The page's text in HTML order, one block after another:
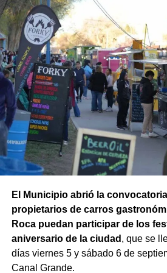
En la misma jornada, el equipo
ejemplar de macá plateado, una
la Patagonia. El ave fue trasladada
permanece en rehabilitación,
necesarios hasta que esté en
nuevamente en su ambiente natural.
El subsecretario de Fauna
el trabajo realizado por los equipos:
el compromiso de nuestros
la fauna silvestre y con una
entre las personas y la naturaleza.
especialmente el trabajo conjunto
El Municipio abrió la
propietarios de carros
Roca puedan participar de los
aniversario de la ciudad , que se
días viernes 5 y sábado 6 de
Canal Grande.